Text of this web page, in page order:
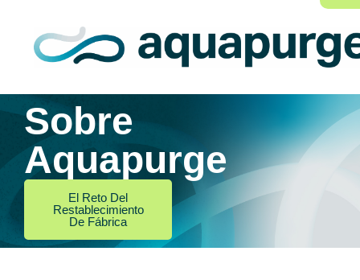
Sobre
Aquapurge
El Reto Del
Restablecimiento
De Fábrica